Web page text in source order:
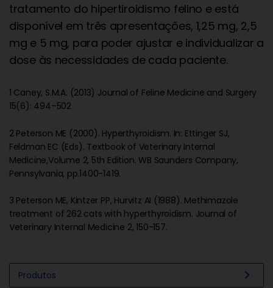
tratamento do hipertiroidismo felino e está
disponível em três apresentações, 1,25 mg, 2,5
mg e 5 mg, para poder ajustar e individualizar a
dose às necessidades de cada paciente.
1 Caney, S.M.A. (2013) Journal of Feline Medicine and Surgery
15(6): 494–502
2 Peterson ME (2000). Hyperthyroidism. In: Ettinger SJ,
Feldman EC (Eds). Textbook of Veterinary Internal
Medicine,Volume 2, 5th Edition. WB Saunders Company,
Pennsylvania, pp.1400-1419.
3 Peterson ME, Kintzer PP, Hurvitz AI (1988). Methimazole
treatment of 262 cats with hyperthyroidism. Journal of
Veterinary Internal Medicine 2, 150-157.
Produtos chevron_right